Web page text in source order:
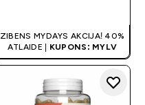
ZIBENS MYDAYS AKCIJA! 40%
ATLAIDE | KUPONS: MYLV